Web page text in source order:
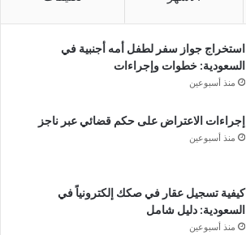
استخراج جواز سفر لطفل أمه أجنبية في
السعودية: خطوات وإجراءات
منذ أسبوعين
إجراءات الاعتراض على حكم قضائي عبر ناجز
منذ أسبوعين
كيفية تسجيل عقار في صكك إلكترونياً في
السعودية: دليل شامل
منذ أسبوعين